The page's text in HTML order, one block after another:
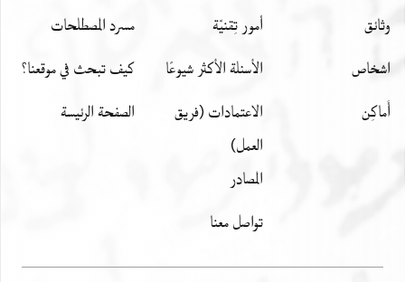
وثائق
اشخاص
أَماكِن
أمور تِقنيّة
الأسئلة الأكثر شيوعًا
الاعتمادات (فريق
العمل)
المصادر
تواصل معنا
مسرد المصطلحات
كيف تبحث في موقعنا؟
الصفحة الرئيسة